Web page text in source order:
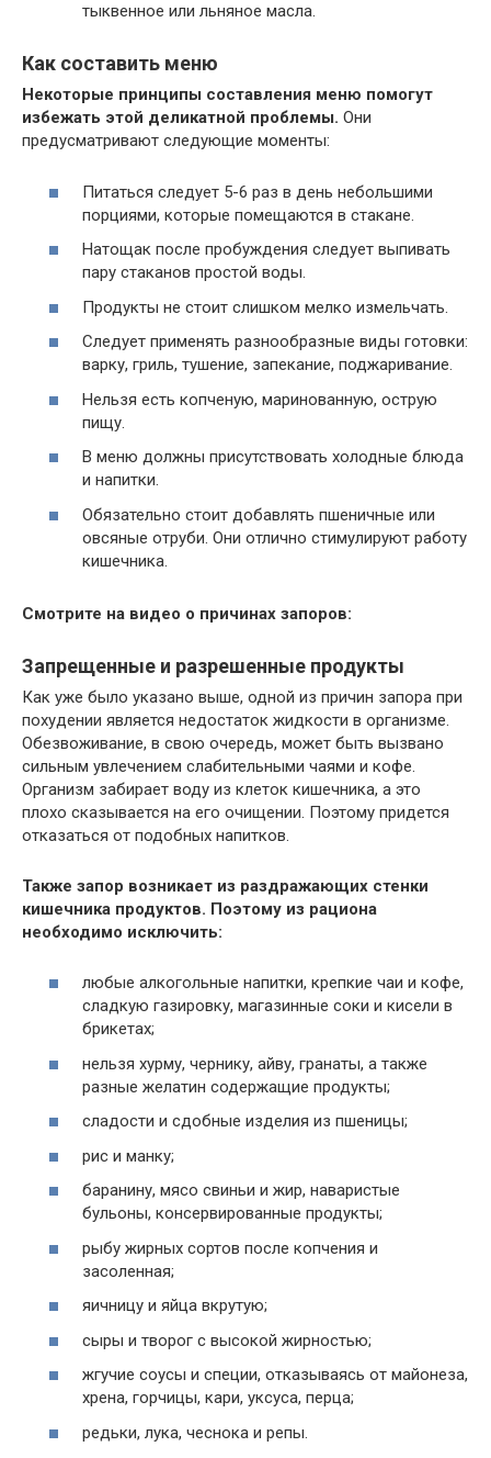
тыквенное или льняное масла.
Как составить меню
Некоторые принципы составления меню помогут
избежать этой деликатной проблемы. Они
предусматривают следующие моменты:
Питаться следует 5-6 раз в день небольшими
порциями, которые помещаются в стакане.
Натощак после пробуждения следует выпивать
пару стаканов простой воды.
Продукты не стоит слишком мелко измельчать.
Следует применять разнообразные виды готовки:
варку, гриль, тушение, запекание, поджаривание.
Нельзя есть копченую, маринованную, острую
пищу.
В меню должны присутствовать холодные блюда
и напитки.
Обязательно стоит добавлять пшеничные или
овсяные отруби. Они отлично стимулируют работу
кишечника.
Смотрите на видео о причинах запоров:
Запрещенные и разрешенные продукты
Как уже было указано выше, одной из причин запора при
похудении является недостаток жидкости в организме.
Обезвоживание, в свою очередь, может быть вызвано
сильным увлечением слабительными чаями и кофе.
Организм забирает воду из клеток кишечника, а это
плохо сказывается на его очищении. Поэтому придется
отказаться от подобных напитков.
Также запор возникает из раздражающих стенки
кишечника продуктов. Поэтому из рациона
необходимо исключить:
любые алкогольные напитки, крепкие чаи и кофе,
сладкую газировку, магазинные соки и кисели в
брикетах;
нельзя хурму, чернику, айву, гранаты, а также
разные желатин содержащие продукты;
сладости и сдобные изделия из пшеницы;
рис и манку;
баранину, мясо свиньи и жир, наваристые
бульоны, консервированные продукты;
рыбу жирных сортов после копчения и
засоленная;
яичницу и яйца вкрутую;
сыры и творог с высокой жирностью;
жгучие соусы и специи, отказываясь от майонеза,
хрена, горчицы, кари, уксуса, перца;
редьки, лука, чеснока и репы.